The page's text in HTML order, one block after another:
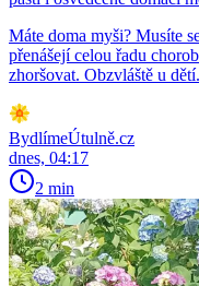
Máte doma myši? Musíte
přenášejí celou řadu
zhoršovat. Obzvláště u dětí.
BydlímeÚtulně.cz
dnes, 04:17
2 min